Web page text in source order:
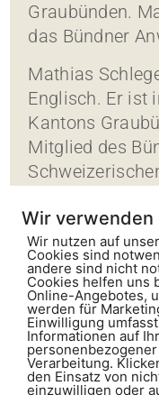
Graubünden.
das Bündner
Mathias
Englisch. Er ist
Kantons
Mitglied des
Kunz Schmid
Rechtsanwälte und
Gäuggelistrasse 1
Wir verwenden
Wir nutzen auf
Cookies sind
andere sind nicht
Cookies helfen uns
Online-Angebotes,
werden für
Einwilligung
Informationen auf
Verarbeitung.
den Einsatz von
einzuwilligen oder